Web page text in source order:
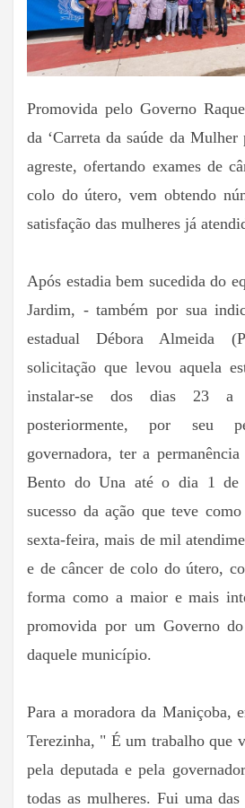
Promovida pelo Governo
da ‘Carreta da saúde da Mulher
agreste, ofertando exames de
colo do útero, vem obtendo
satisfação das mulheres já
Após estadia bem sucedida do
Jardim, - também por sua
estadual Débora Almeida
solicitação que levou aquela
instalar-se dos dias 23
posteriormente, por seu
governadora, ter a
Bento do Una até o dia 1 de
sucesso da ação que teve
sexta-feira, mais de mil
e de câncer de colo do útero,
forma como a maior e mais
promovida por um Governo
daquele município.
Para a moradora da Maniçoba,
Terezinha, " É um trabalho que
pela deputada e pela
todas as mulheres. Fui uma